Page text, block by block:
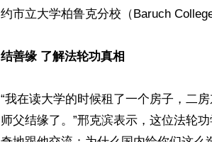
约市立大学柏鲁克分校（Baruch
结善缘 了解法轮功真相
“我在读大学的时候租了一个房子，二
师父结缘了。”邢克滨表示，这位法轮